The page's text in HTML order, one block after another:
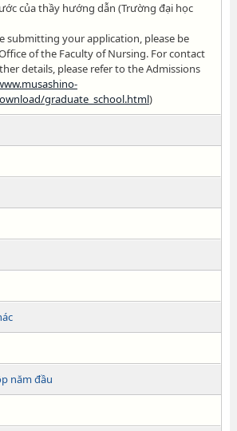
của thầy hướng dẫn (Trường đại học
submitting your application, please be
of the Faculty of Nursing. For contact
details, please refer to the Admissions
graduate_school.html)
năm đầu